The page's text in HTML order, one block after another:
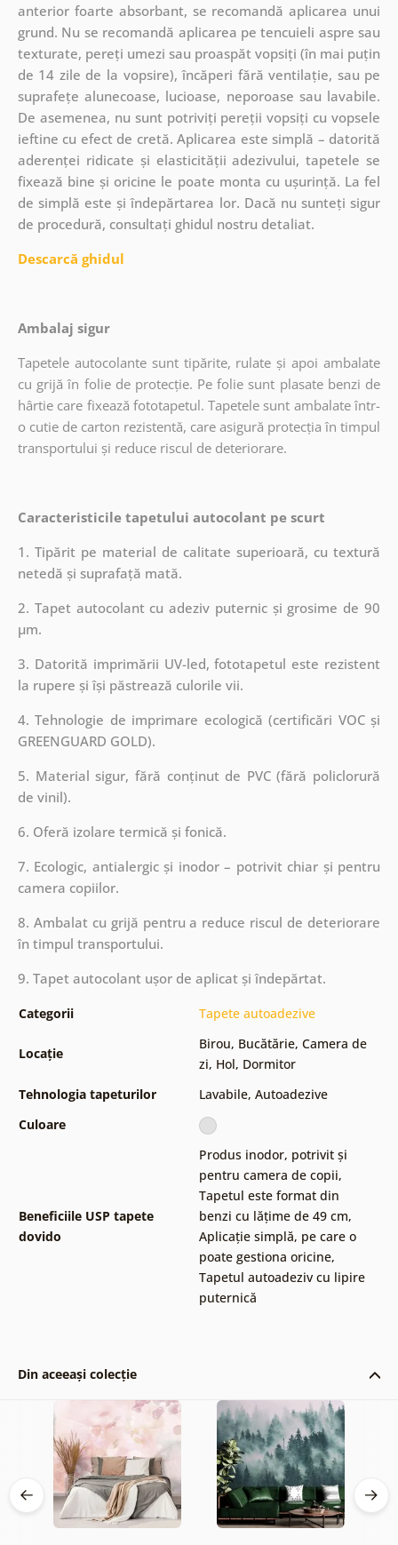
anterior foarte absorbant, se recomandă aplicarea unui
grund. Nu se recomandă aplicarea pe tencuieli aspre sau
texturate, pereți umezi sau proaspăt vopsiți (în mai puțin
de 14 zile de la vopsire), încăperi fără ventilație, sau pe
suprafețe alunecoase, lucioase, neporoase sau lavabile.
De asemenea, nu sunt potriviți pereții vopsiți cu vopsele
ieftine cu efect de cretă. Aplicarea este simplă – datorită
aderenței ridicate și elasticității adezivului, tapetele se
fixează bine și oricine le poate monta cu ușurință. La fel
de simplă este și îndepărtarea lor. Dacă nu sunteți sigur
de procedură, consultați ghidul nostru detaliat.
Descarcă ghidul
Ambalaj sigur
Tapetele autocolante sunt tipărite, rulate și apoi ambalate
cu grijă în folie de protecție. Pe folie sunt plasate benzi de
hârtie care fixează fototapetul. Tapetele sunt ambalate într-
o cutie de carton rezistentă, care asigură protecția în timpul
transportului și reduce riscul de deteriorare.
Caracteristicile tapetului autocolant pe scurt
1. Tipărit pe material de calitate superioară, cu textură
netedă și suprafață mată.
2. Tapet autocolant cu adeziv puternic și grosime de 90
µm.
3. Datorită imprimării UV-led, fototapetul este rezistent
la rupere și își păstrează culorile vii.
4. Tehnologie de imprimare ecologică (certificări VOC și
GREENGUARD GOLD).
5. Material sigur, fără conținut de PVC (fără policlorură
de vinil).
6. Oferă izolare termică și fonică.
7. Ecologic, antialergic și inodor – potrivit chiar și pentru
camera copiilor.
8. Ambalat cu grijă pentru a reduce riscul de deteriorare
în timpul transportului.
9. Tapet autocolant ușor de aplicat și îndepărtat.
Categorii Tapete autoadezive
Locație
Birou, Bucătărie, Camera de
zi, Hol, Dormitor
Tehnologia tapeturilor
Lavabile, Autoadezive
Culoare
Beneficiile USP tapete
dovido
Produs inodor, potrivit și
pentru camera de copii,
Tapetul este format din
benzi cu lățime de 49 cm,
Aplicație simplă, pe care o
poate gestiona oricine,
Tapetul autoadeziv cu lipire
puternică
Din aceeași colecție